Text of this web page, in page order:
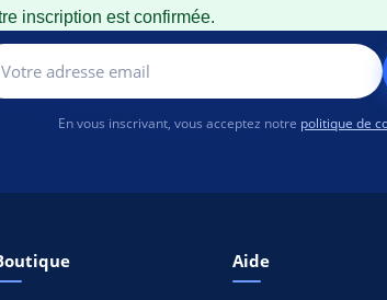
inscription est confirmée.
En vous inscrivant, vous acceptez notre politique de
Aide